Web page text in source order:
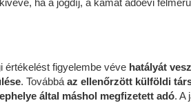
értékelést figyelembe véve hatályát
. Továbbá az ellenőrzött külföldi
által máshol megfizetett adó. A